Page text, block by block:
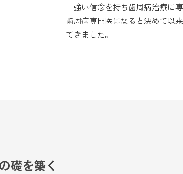
強い信念を持ち歯周病治療に
歯周病専門医になると決めて以
てきました。
礎を築く